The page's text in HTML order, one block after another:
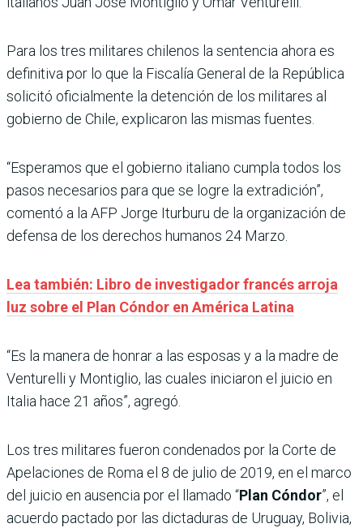
Para los tres militares chilenos la sentencia ahora es
definitiva por lo que la Fiscalía General de la República
solicitó oficialmente la detención de los militares al
gobierno de Chile, explicaron las mismas fuentes.
“Esperamos que el gobierno italiano cumpla todos los
pasos necesarios para que se logre la extradición”,
comentó a la AFP Jorge Iturburu de la organización de
defensa de los derechos humanos 24 Marzo.
Lea también: Libro de investigador francés arroja
luz sobre el Plan Cóndor en América Latina
“Es la manera de honrar a las esposas y a la madre de
Venturelli y Montiglio, las cuales iniciaron el juicio en
Italia hace 21 años”, agregó.
Los tres militares fueron condenados por la Corte de
Apelaciones de Roma el 8 de julio de 2019, en el marco
del juicio en ausencia por el llamado “Plan Cóndor”, el
acuerdo pactado por las dictaduras de Uruguay, Bolivia,